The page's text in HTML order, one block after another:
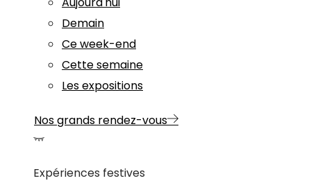
Demain
Ce week-end
Cette semaine
Les expositions
Nos grands rendez-vous
Expériences festives